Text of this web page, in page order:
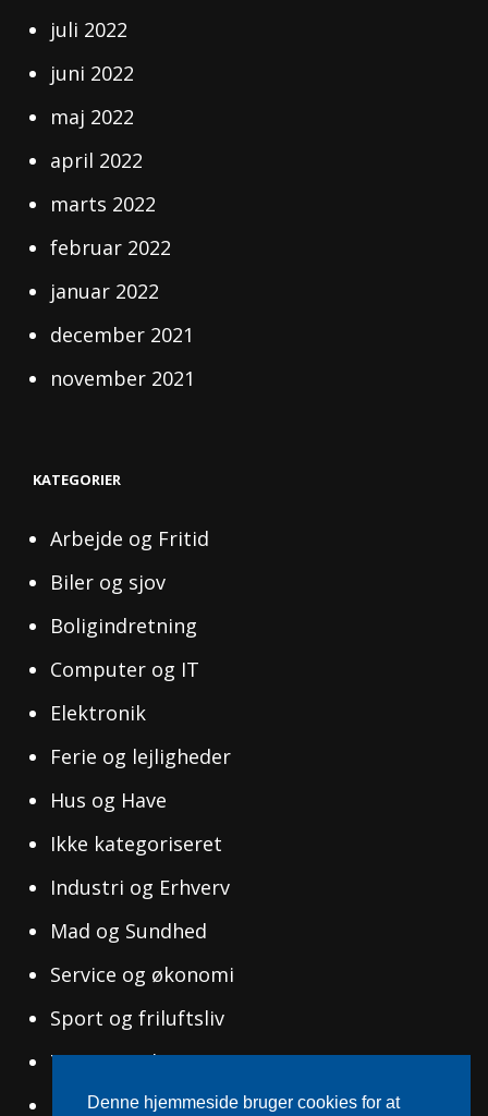
juli 2022
juni 2022
maj 2022
april 2022
marts 2022
februar 2022
januar 2022
december 2021
november 2021
KATEGORIER
Arbejde og Fritid
Biler og sjov
Boligindretning
Computer og IT
Elektronik
Ferie og lejligheder
Hus og Have
Ikke kategoriseret
Industri og Erhverv
Mad og Sundhed
Service og økonomi
Sport og friluftsliv
Tøj og Mode
Uddannelse og Ledelse
Denne hjemmeside bruger cookies for at